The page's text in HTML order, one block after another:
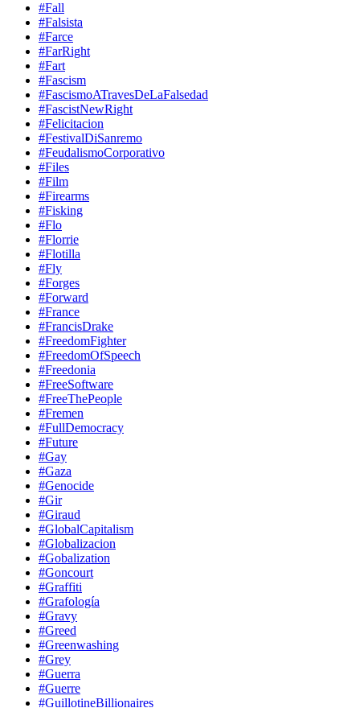
#Fall
#Falsista
#Farce
#FarRight
#Fart
#Fascism
#FascismoATravesDeLaFalsedad
#FascistNewRight
#Felicitacion
#FestivalDiSanremo
#FeudalismoCorporativo
#Files
#Film
#Firearms
#Fisking
#Flo
#Florrie
#Flotilla
#Fly
#Forges
#Forward
#France
#FrancisDrake
#FreedomFighter
#FreedomOfSpeech
#Freedonia
#FreeSoftware
#FreeThePeople
#Fremen
#FullDemocracy
#Future
#Gay
#Gaza
#Genocide
#Gir
#Giraud
#GlobalCapitalism
#Globalizacion
#Gobalization
#Goncourt
#Graffiti
#Grafología
#Gravy
#Greed
#Greenwashing
#Grey
#Guerra
#Guerre
#GuillotineBillionaires